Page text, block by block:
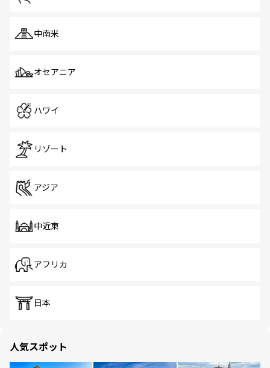
中南米
オセアニア
ハワイ
リゾート
アジア
中近東
アフリカ
日本
人気スポット